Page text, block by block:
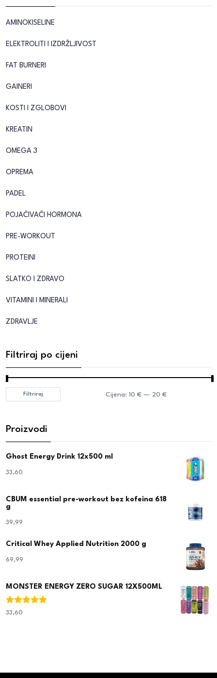
AMINOKISELINE
ELEKTROLITI I IZDRŽLJIVOST
FAT BURNERI
GAINERI
KOSTI I ZGLOBOVI
KREATIN
OMEGA 3
OPREMA
PADEL
POJAČIVAČI HORMONA
PRE-WORKOUT
PROTEINI
SLATKO I ZDRAVO
VITAMINI I MINERALI
ZDRAVLJE
Filtriraj po cijeni
Filtriraj Cijena: 10 €— 20 €
Proizvodi
Ghost Energy Drink 12x500 ml
33,60
CBUM essential pre-workout bez kofeina 618
g
39,99
Critical Whey Applied Nutrition 2000 g
69,99
MONSTER ENERGY ZERO SUGAR 12X500ML
Ocjenjeno
33,60